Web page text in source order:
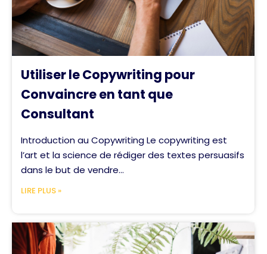
Utiliser le Copywriting pour
Convaincre en tant que
Consultant
Introduction au Copywriting Le copywriting est
l’art et la science de rédiger des textes persuasifs
dans le but de vendre...
LIRE PLUS »